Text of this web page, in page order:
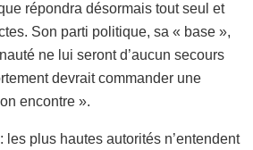
répondra désormais tout seul et
Son parti politique, sa « base »,
ne lui seront d’aucun secours
devrait commander une
encontre ».
les plus hautes autorités n’entendent